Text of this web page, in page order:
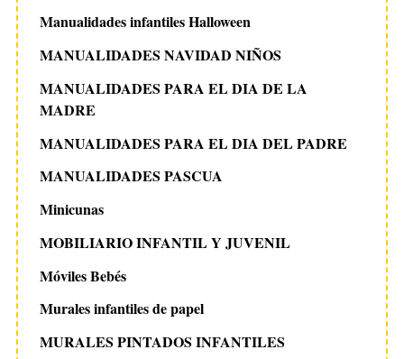
Manualidades infantiles Halloween
MANUALIDADES NAVIDAD NIÑOS
MANUALIDADES PARA EL DIA DE LA
MADRE
MANUALIDADES PARA EL DIA DEL PADRE
MANUALIDADES PASCUA
Minicunas
MOBILIARIO INFANTIL Y JUVENIL
Móviles Bebés
Murales infantiles de papel
MURALES PINTADOS INFANTILES